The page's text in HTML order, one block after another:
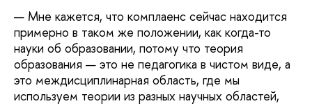
— Мне кажется, что комплаенс сейчас находится
примерно в таком же положении, как когда-то
науки об образовании, потому что теория
образования — это не педагогика в чистом виде, а
это междисциплинарная область, где мы
используем теории из разных научных областей,